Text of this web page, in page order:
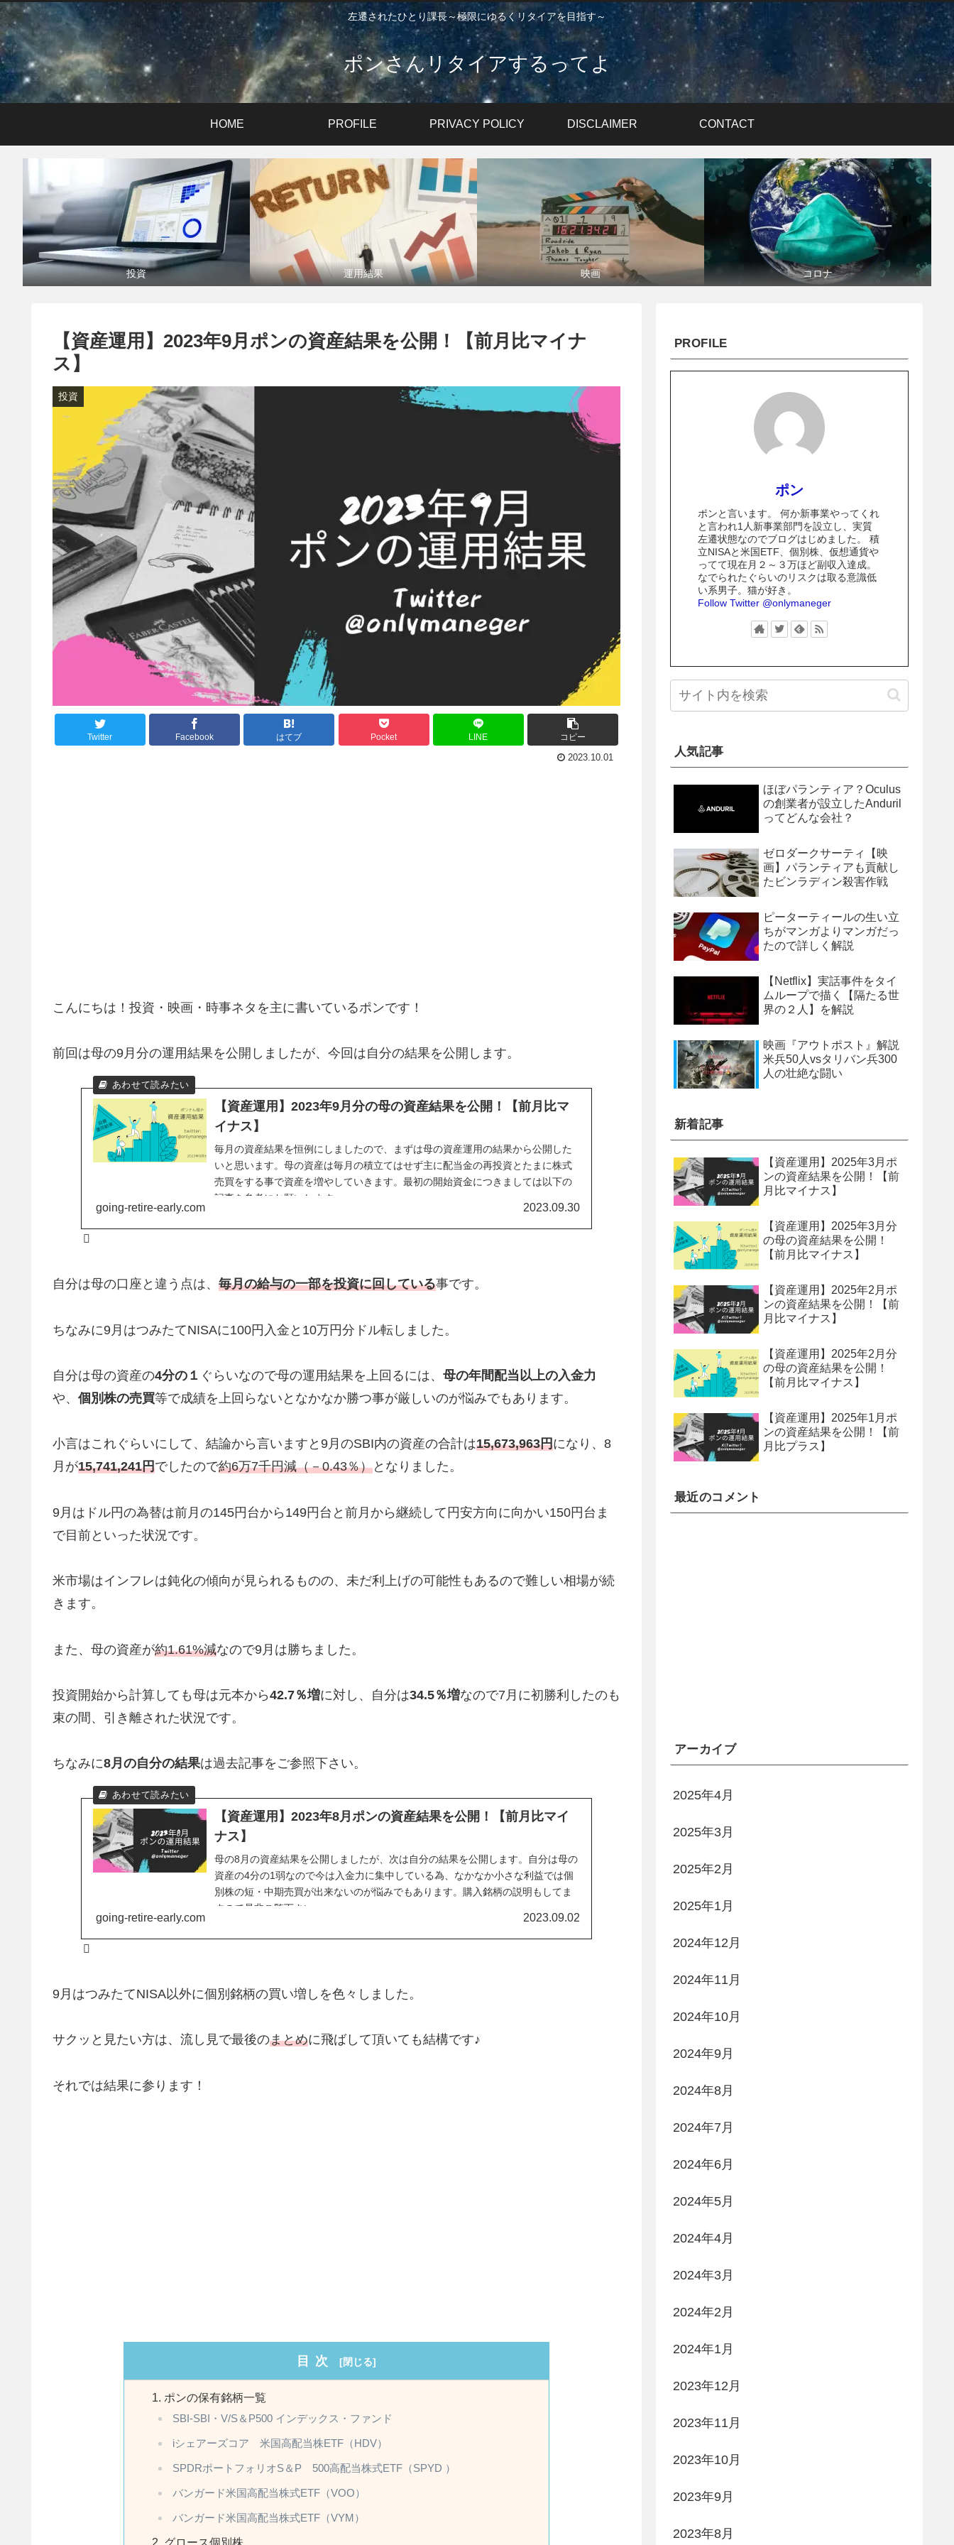
左遷されたひとり課長～極限にゆるくリタイアを目指す～
ポンさんリタイアするってよ
HOME PROFILE PRIVACY POLICY DISCLAIMER CONTACT
投資 運用結果 映画 コロナ
【資産運用】2023年9月ポンの資産結果を公開！【前月比マイナ
ス】
投資
Twitter Facebook はてブ Pocket LINE コピー
2023.10.01
こんにちは！投資・映画・時事ネタを主に書いているポンです！
前回は母の9月分の運用結果を公開しましたが、今回は自分の結果を公開します。
【資産運用】2023年9月分の母の資産結果を公開！【前月比マ
イナス】
毎月の資産結果を恒例にしましたので、まずは母の資産運用の結果から公開した
いと思います。母の資産は毎月の積立てはせず主に配当金の再投資とたまに株式
売買をする事で資産を増やしていきます。最初の開始資金につきましては以下の
記事を参考にお願いします。
going-retire-early.com 2023.09.30
自分は母の口座と違う点は、 毎月の給与の一部を投資に回している事です。
ちなみに9月はつみたてNISAに100円入金と10万円分ドル転しました。
自分は母の資産の4分の１ ぐらいなので母の運用結果を上回るには、 母の年間配当以上の入金力
や、 個別株の売買等で成績を上回らないとなかなか勝つ事が厳しいのが悩みでもあります。
小言はこれぐらいにして、結論から言いますと9月のSBI内の資産の合計は15,673,963円になり、8
月が15,741,241円でしたので約6万7千円減（－0.43％）となりました。
9月はドル円の為替は前月の145円台から149円台と前月から継続して円安方向に向かい150円台ま
で目前といった状況です。
米市場はインフレは鈍化の傾向が見られるものの、未だ利上げの可能性もあるので難しい相場が続
きます。
また、母の資産が約1.61%減なので9月は勝ちました。
投資開始から計算しても母は元本から42.7％増に対し、自分は34.5％増なので7月に初勝利したのも
束の間、引き離された状況です。
ちなみに8月の自分の結果は過去記事をご参照下さい。
【資産運用】2023年8月ポンの資産結果を公開！【前月比マイ
ナス】
母の8月の資産結果を公開しましたが、次は自分の結果を公開します。自分は母の
資産の4分の1弱なので今は入金力に集中している為、なかなか小さな利益では個
別株の短・中期売買が出来ないのが悩みでもあります。購入銘柄の説明もしてま
すので是非ご覧下さい。
going-retire-early.com 2023.09.02
9月はつみたてNISA以外に個別銘柄の買い増しを色々しました。
サクッと見たい方は、流し見で最後のまとめに飛ばして頂いても結構です♪
それでは結果に参ります！
目次
ポンの保有銘柄一覧
SBI-SBI・V/S＆P500 インデックス・ファンド
iシェアーズコア 米国高配当株ETF（HDV）
SPDRポートフォリオS＆P 500高配当株式ETF（SPYD ）
バンガード米国高配当株式ETF（VOO）
バンガード米国高配当株式ETF（VYM）
グロース個別株
PROFILE
ポン
ポンと言います。 何か新事業やってくれ
と言われ1人新事業部門を設立し、実質
左遷状態なのでブログはじめました。 積
立NISAと米国ETF、個別株、仮想通貨や
ってて現在月２～３万ほど副収入達成。
なでられたぐらいのリスクは取る意識低
い系男子。猫が好き。
Follow Twitter @onlymaneger
人気記事
ほぼパランティア？Oculus
の創業者が設立したAnduril
ってどんな会社？
ゼロダークサーティ【映
画】パランティアも貢献し
たビンラディン殺害作戦
ピーターティールの生い立
ちがマンガよりマンガだっ
たので詳しく解説
【Netflix】実話事件をタイ
ムループで描く【隔たる世
界の２人】を解説
映画『アウトポスト』解説
米兵50人vsタリバン兵300
人の壮絶な闘い
新着記事
【資産運用】2025年3月ポ
ンの資産結果を公開！【前
月比マイナス】
【資産運用】2025年3月分
の母の資産結果を公開！
【前月比マイナス】
【資産運用】2025年2月ポ
ンの資産結果を公開！【前
月比マイナス】
【資産運用】2025年2月分
の母の資産結果を公開！
【前月比マイナス】
【資産運用】2025年1月ポ
ンの資産結果を公開！【前
月比プラス】
最近のコメント
アーカイブ
2025年4月
2025年3月
2025年2月
2025年1月
2024年12月
2024年11月
2024年10月
2024年9月
2024年8月
2024年7月
2024年6月
2024年5月
2024年4月
2024年3月
2024年2月
2024年1月
2023年12月
2023年11月
2023年10月
2023年9月
2023年8月